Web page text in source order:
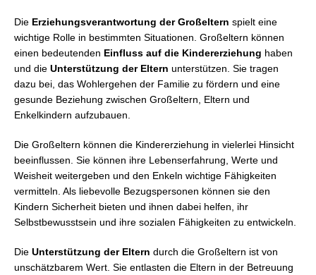
Die Erziehungsverantwortung der Großeltern spielt eine
wichtige Rolle in bestimmten Situationen. Großeltern können
einen bedeutenden Einfluss auf die Kindererziehung haben
und die Unterstützung der Eltern unterstützen. Sie tragen
dazu bei, das Wohlergehen der Familie zu fördern und eine
gesunde Beziehung zwischen Großeltern, Eltern und
Enkelkindern aufzubauen.
Die Großeltern können die Kindererziehung in vielerlei Hinsicht
beeinflussen. Sie können ihre Lebenserfahrung, Werte und
Weisheit weitergeben und den Enkeln wichtige Fähigkeiten
vermitteln. Als liebevolle Bezugspersonen können sie den
Kindern Sicherheit bieten und ihnen dabei helfen, ihr
Selbstbewusstsein und ihre sozialen Fähigkeiten zu entwickeln.
Die Unterstützung der Eltern durch die Großeltern ist von
unschätzbarem Wert. Sie entlasten die Eltern in der Betreuung